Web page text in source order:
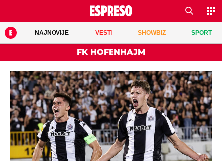
NAJNOVIJE VESTI SHOWBIZ SPORT
FK HOFENHAJM